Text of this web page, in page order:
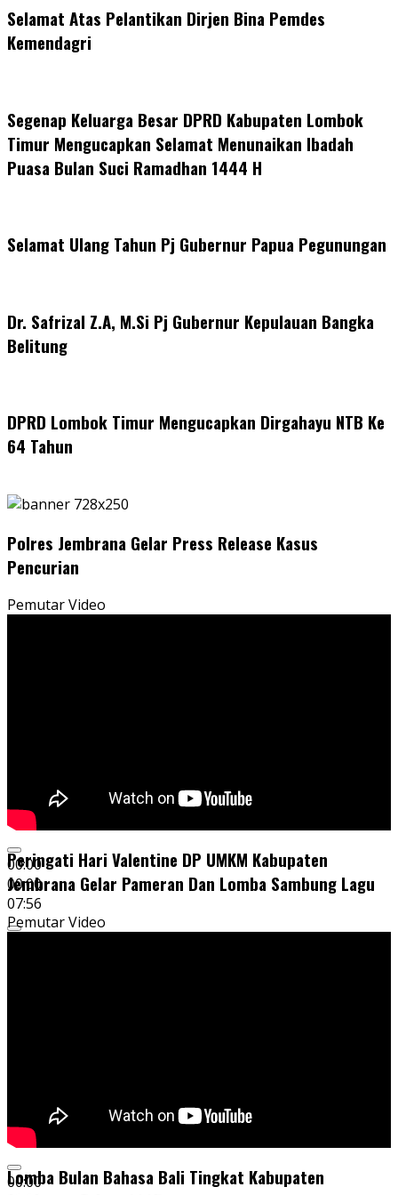
Selamat Atas Pelantikan Dirjen Bina Pemdes
Kemendagri
Segenap Keluarga Besar DPRD Kabupaten Lombok
Timur Mengucapkan Selamat Menunaikan Ibadah
Puasa Bulan Suci Ramadhan 1444 H
Selamat Ulang Tahun Pj Gubernur Papua Pegunungan
Dr. Safrizal Z.A, M.Si Pj Gubernur Kepulauan Bangka
Belitung
DPRD Lombok Timur Mengucapkan Dirgahayu NTB Ke
64 Tahun
Polres Jembrana Gelar Press Release Kasus
Pencurian
Pemutar Video
00:00
00:00
07:56
Peringati Hari Valentine DP UMKM Kabupaten
Jembrana Gelar Pameran Dan Lomba Sambung Lagu
Pemutar Video
00:00
Lomba Bulan Bahasa Bali Tingkat Kabupaten